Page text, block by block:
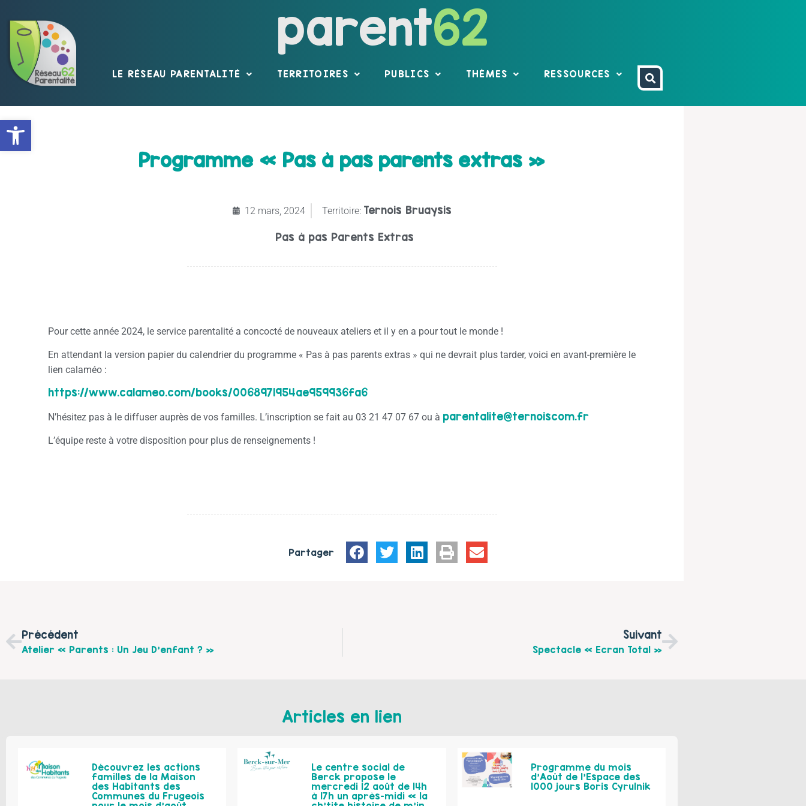
Ouvrir la barre d’outils
parent62
LE RÉSEAU PARENTALITÉ TERRITOIRES PUBLICS THÈMES RESSOURCES
Programme « Pas à pas parents extras »
12 mars, 2024 Territoire: Ternois Bruaysis
Pas à pas Parents Extras
Pour cette année 2024, le service parentalité a concocté de nouveaux ateliers et il y en a pour tout le monde !
En attendant la version papier du calendrier du programme « Pas à pas parents extras » qui ne devrait plus tarder, voici en avant-première le
lien calaméo :
https://www.calameo.com/books/0068971954ae959936fa6
N’hésitez pas à le diffuser auprès de vos familles. L’inscription se fait au 03 21 47 07 67 ou à parentalite@ternoiscom.fr
L’équipe reste à votre disposition pour plus de renseignements !
Partager
Précédent
Atelier « Parents : Un Jeu D’enfant ? »
Suivant
Spectacle « Ecran Total »
Articles en lien
Découvrez les actions
familles de la Maison
des Habitants des
Communes du Frugeois
Le centre social de
Berck propose le
mercredi 12 août de 14h
à 17h un après-midi « la
Programme du mois
d’Août de l’Espace des
1000 jours Boris Cyrulnik